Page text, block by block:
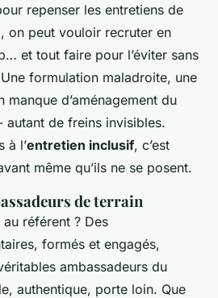
repenser les entretiens de
on peut vouloir recruter en
et tout faire pour l’éviter sans
formulation maladroite, une
manque d’aménagement du
autant de freins invisibles.
à l’entretien inclusif, c’est
même qu’ils ne se posent.
de terrain
au référent ? Des
formés et engagés,
ambassadeurs du
authentique, porte loin. Que